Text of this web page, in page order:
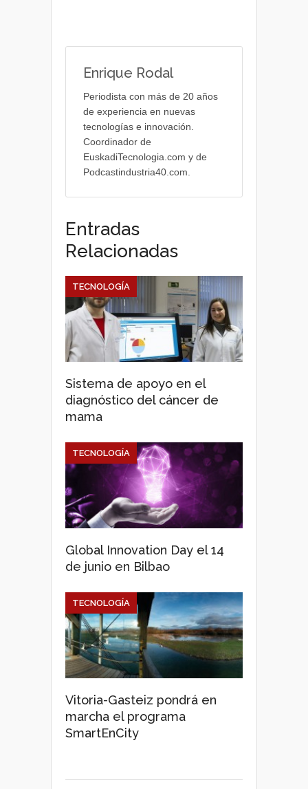
Enrique Rodal
Periodista con más de 20 años
de experiencia en nuevas
tecnologías e innovación.
Coordinador de
EuskadiTecnologia.com y de
Podcastindustria40.com.
Entradas
Relacionadas
Sistema de apoyo en el
diagnóstico del cáncer de
mama
TECNOLOGÍA
Global Innovation Day el 14
de junio en Bilbao
TECNOLOGÍA
Vitoria-Gasteiz pondrá en
marcha el programa
SmartEnCity
TECNOLOGÍA